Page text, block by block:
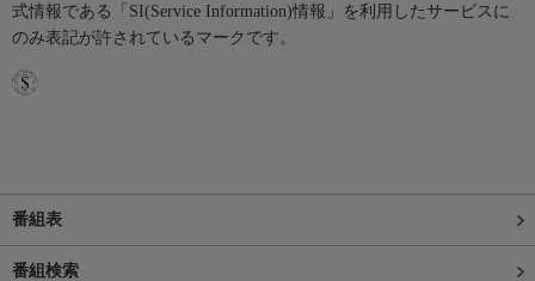
式情報である「SI(Service Information)情報」を利用したサービスに
のみ表記が許されているマークです。
番組表
番組検索